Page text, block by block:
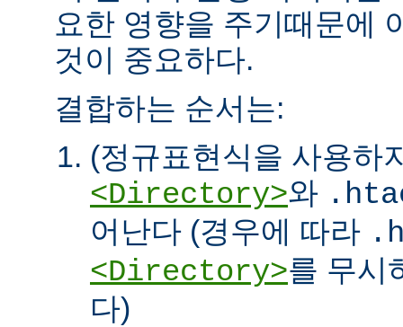
요한 영향을 주기때문에
것이 중요하다.
결합하는 순서는:
(정규표현식을 사용하
<Directory>와
어난다 (경우에 따라
<Directory>를 무시
다)